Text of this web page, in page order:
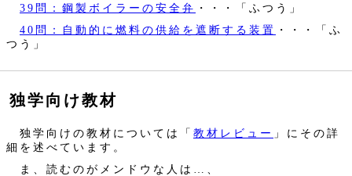
39問：鋼製ボイラーの安全弁 ・・・「ふつう」
40問：自動的に燃料の供給を遮断する装置 ・・・「ふ
つう」
独学向け教材
独学向けの教材については「 教材レビュー 」にその詳
細を述べています。
ま、読むのがメンドウな人は…、